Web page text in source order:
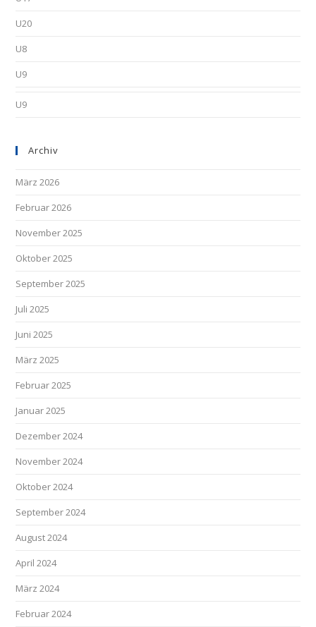
U20
U8
U9
U9
Archiv
März 2026
Februar 2026
November 2025
Oktober 2025
September 2025
Juli 2025
Juni 2025
März 2025
Februar 2025
Januar 2025
Dezember 2024
November 2024
Oktober 2024
September 2024
August 2024
April 2024
März 2024
Februar 2024